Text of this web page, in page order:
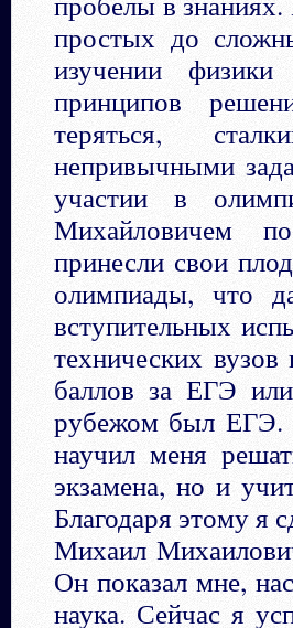
простых до
изучении
принципов
теряться,
непривычными
участии в
Михайловичем
принесли свои
олимпиады, что
вступительных
технических
баллов за ЕГЭ
рубежом был ЕГЭ.
научил меня
экзамена, но и
Благодаря этому я
Михаил
Он показал мне,
наука. Сейчас я